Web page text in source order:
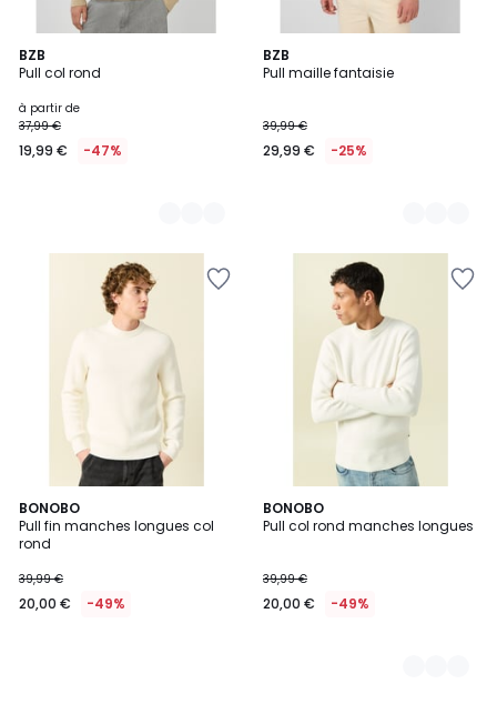
BZB
Pull col rond
à partir de
37,99 €
19,99 € -47%
2
Couleurs
BZB
Pull maille fantaisie
39,99 €
29,99 € -25%
2
Couleurs
BONOBO
Pull fin manches longues col
rond
39,99 €
20,00 € -49%
BONOBO
Pull col rond manches longues
39,99 €
20,00 € -49%
2
Couleurs